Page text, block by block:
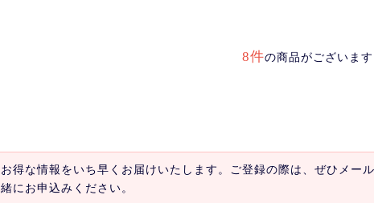
8件の商品がございます
お得な情報をいち早くお届けいたします。ご登録の際は、ぜひメー
緒にお申込みください。